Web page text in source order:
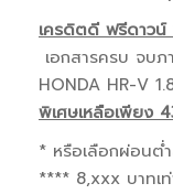
เครดิตดี ฟรีดาวน์
เอกสารครบ จบภ
HONDA HR-V
พิเศษเหลือเพียง
* หรือเลือกผ่อนต่
**** 8,xxx บาทเ